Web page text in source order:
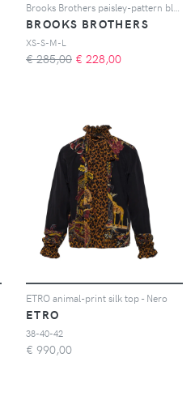
Brooks Brothers paisley-pattern blouse - Blu
BROOKS BROTHERS
XS-S-M-L
€ 285,00 € 228,00
ETRO animal-print silk top - Nero
ETRO
38-40-42
€ 990,00